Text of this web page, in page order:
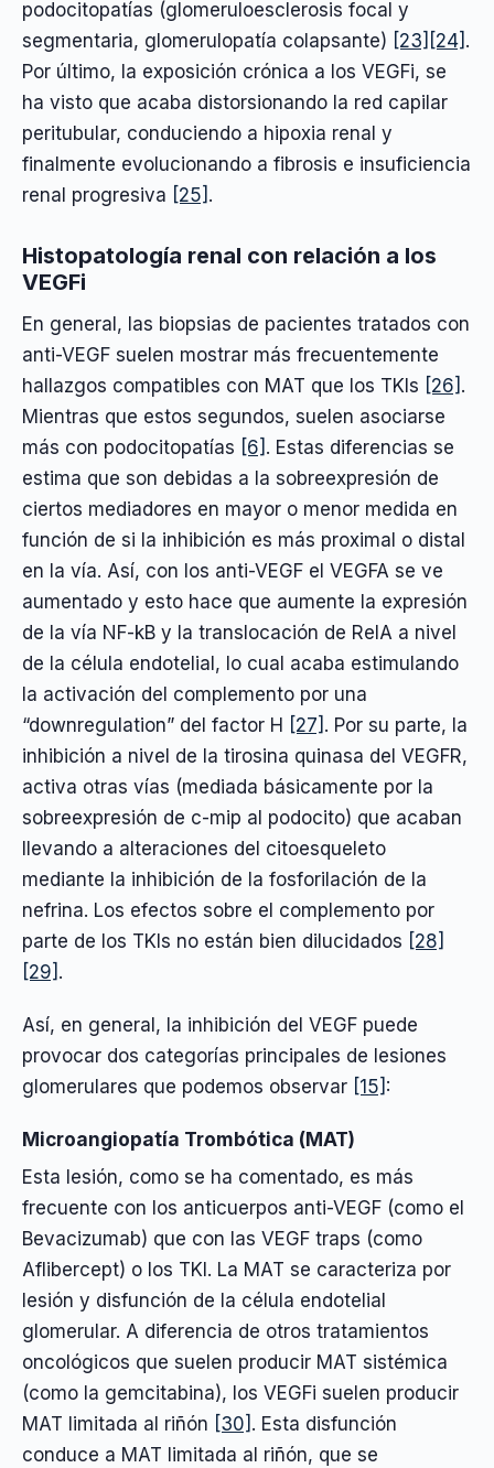
podocitopatías (glomeruloesclerosis focal y
segmentaria, glomerulopatía colapsante) [23] [24] .
Por último, la exposición crónica a los VEGFi, se
ha visto que acaba distorsionando la red capilar
peritubular, conduciendo a hipoxia renal y
finalmente evolucionando a fibrosis e insuficiencia
renal progresiva [25] .
Histopatología renal con relación a los
VEGFi
En general, las biopsias de pacientes tratados con
anti-VEGF suelen mostrar más frecuentemente
hallazgos compatibles con MAT que los TKIs [26] .
Mientras que estos segundos, suelen asociarse
más con podocitopatías [6] . Estas diferencias se
estima que son debidas a la sobreexpresión de
ciertos mediadores en mayor o menor medida en
función de si la inhibición es más proximal o distal
en la vía. Así, con los anti-VEGF el VEGFA se ve
aumentado y esto hace que aumente la expresión
de la vía NF-kB y la translocación de RelA a nivel
de la célula endotelial, lo cual acaba estimulando
la activación del complemento por una
“downregulation” del factor H [27] . Por su parte, la
inhibición a nivel de la tirosina quinasa del VEGFR,
activa otras vías (mediada básicamente por la
sobreexpresión de c-mip al podocito) que acaban
llevando a alteraciones del citoesqueleto
mediante la inhibición de la fosforilación de la
nefrina. Los efectos sobre el complemento por
parte de los TKIs no están bien dilucidados [28]
[29] .
Así, en general, la inhibición del VEGF puede
provocar dos categorías principales de lesiones
glomerulares que podemos observar [15] :
Microangiopatía Trombótica (MAT)
Esta lesión, como se ha comentado, es más
frecuente con los anticuerpos anti-VEGF (como el
Bevacizumab) que con las VEGF traps (como
Aflibercept) o los TKI. La MAT se caracteriza por
lesión y disfunción de la célula endotelial
glomerular. A diferencia de otros tratamientos
oncológicos que suelen producir MAT sistémica
(como la gemcitabina), los VEGFi suelen producir
MAT limitada al riñón [30] . Esta disfunción
conduce a MAT limitada al riñón, que se